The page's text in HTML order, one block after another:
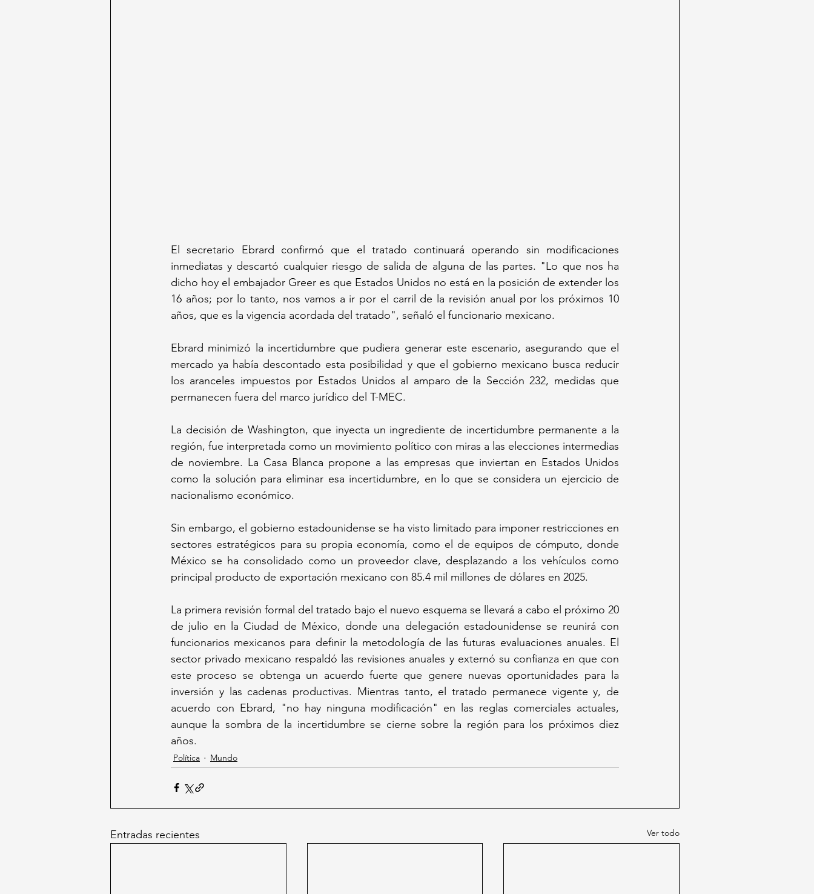
El secretario Ebrard confirmó que el tratado continuará operando sin modificaciones
inmediatas y descartó cualquier riesgo de salida de alguna de las partes. "Lo que nos ha
dicho hoy el embajador Greer es que Estados Unidos no está en la posición de extender los
16 años; por lo tanto, nos vamos a ir por el carril de la revisión anual por los próximos 10
años, que es la vigencia acordada del tratado", señaló el funcionario mexicano.
Ebrard minimizó la incertidumbre que pudiera generar este escenario, asegurando que el
mercado ya había descontado esta posibilidad y que el gobierno mexicano busca reducir
los aranceles impuestos por Estados Unidos al amparo de la Sección 232, medidas que
permanecen fuera del marco jurídico del T-MEC.
La decisión de Washington, que inyecta un ingrediente de incertidumbre permanente a la
región, fue interpretada como un movimiento político con miras a las elecciones intermedias
de noviembre. La Casa Blanca propone a las empresas que inviertan en Estados Unidos
como la solución para eliminar esa incertidumbre, en lo que se considera un ejercicio de
nacionalismo económico.
Sin embargo, el gobierno estadounidense se ha visto limitado para imponer restricciones en
sectores estratégicos para su propia economía, como el de equipos de cómputo, donde
México se ha consolidado como un proveedor clave, desplazando a los vehículos como
principal producto de exportación mexicano con 85.4 mil millones de dólares en 2025.
La primera revisión formal del tratado bajo el nuevo esquema se llevará a cabo el próximo 20
de julio en la Ciudad de México, donde una delegación estadounidense se reunirá con
funcionarios mexicanos para definir la metodología de las futuras evaluaciones anuales. El
sector privado mexicano respaldó las revisiones anuales y externó su confianza en que con
este proceso se obtenga un acuerdo fuerte que genere nuevas oportunidades para la
inversión y las cadenas productivas. Mientras tanto, el tratado permanece vigente y, de
acuerdo con Ebrard, "no hay ninguna modificación" en las reglas comerciales actuales,
aunque la sombra de la incertidumbre se cierne sobre la región para los próximos diez
años.
Política Mundo
Entradas recientes Ver todo